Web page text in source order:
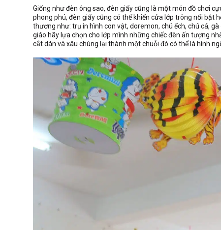
Giống như đèn ông sao, đèn giấy cũng là một món đồ chơi
phong phú, đèn giấy cũng có thể khiến cửa lớp trông nổi bật
thương như: trụ in hình con vật, doremon, chú ếch, chú cá,
giáo hãy lựa chọn cho lớp mình những chiếc đèn ấn tượng
cắt dán và xâu chúng lại thành một chuỗi đó có thể là hình